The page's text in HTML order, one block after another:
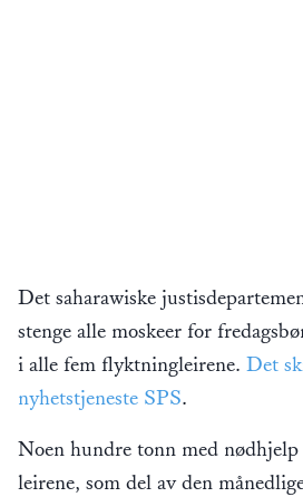
Det saharawiske
stenge alle moskeer for
i alle fem flyktningleirene. Det
nyhetstjeneste SPS.
Noen hundre tonn med
leirene, som del av den